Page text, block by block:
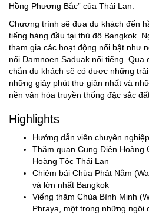
Hồng Phương Bắc” của Thái Lan.
Chương trình sẽ đưa du khách đến
tiếng hàng đầu tại thủ đô Bangkok.
tham gia các hoạt động nổi bật như
nổi Damnoen Saduak nổi tiếng. Qua
chắn du khách sẽ có được những
những giây phút thư giản nhất và
nền văn hóa truyền thống đặc sắc
Highlights
Hướng dẫn viên chuyên
Thăm quan Cung Điện Hoàng
Hoàng Tộc Thái Lan
Chiêm bái Chùa Phật Nằm
và lớn nhất Bangkok
Viếng thăm Chùa Bình Minh
Phraya, một trong những ngôi